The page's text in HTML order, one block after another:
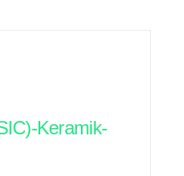
Keramik-